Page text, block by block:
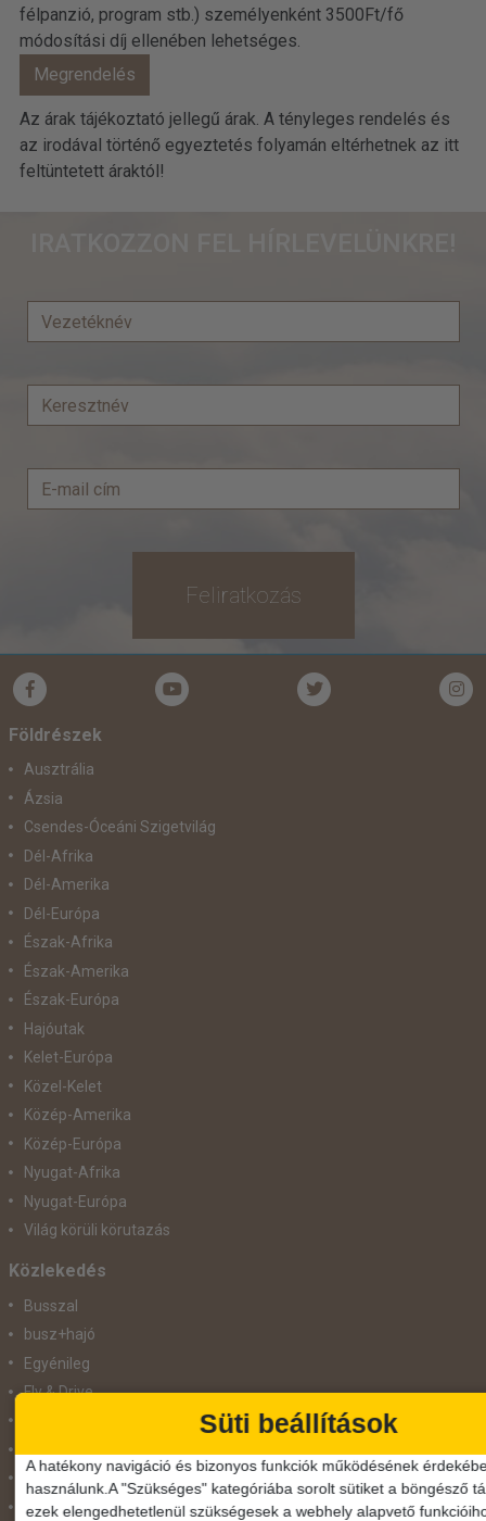
félpanzió, program stb.) személyenként 3500Ft/fő
módosítási díj ellenében lehetséges.
Az árak tájékoztató jellegű árak. A tényleges rendelés és
az irodával történő egyeztetés folyamán eltérhetnek az itt
feltüntetett áraktól!
Feliratkozás
Földrészek
Ausztrália
Ázsia
Csendes-Óceáni Szigetvilág
Dél-Afrika
Dél-Amerika
Dél-Európa
Észak-Afrika
Észak-Amerika
Észak-Európa
Hajóutak
Kelet-Európa
Közel-Kelet
Közép-Amerika
Közép-Európa
Nyugat-Afrika
Nyugat-Európa
Világ körüli körutazás
Közlekedés
Busszal
busz+hajó
Egyénileg
Fly & Drive
repülő+hajó
Repülővel
Süti beállítások
A hatékony navigáció és bizonyos funkciók működésének
használunk.A "Szükséges" kategóriába sorolt sütiket a böngésző
ezek elengedhetetlenül szükségesek a webhely alapvető